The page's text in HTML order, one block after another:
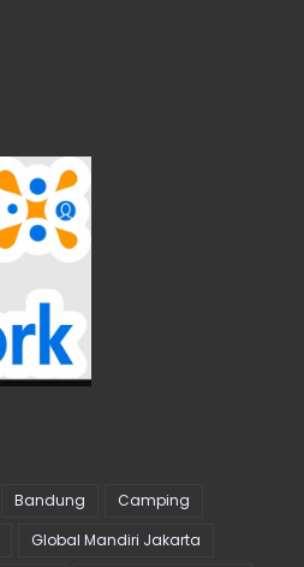
Bandung
Camping
Global Mandiri Jakarta